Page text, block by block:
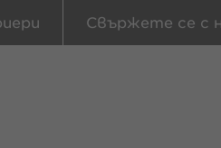
Свържете се с